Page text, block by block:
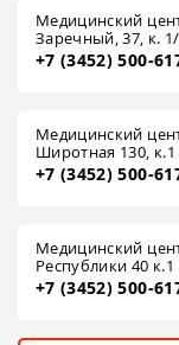
Медицинский
Заречный, 37, к.
+7 (3452) 500-
Медицинский
Широтная 130, к.1
+7 (3452) 500-
Медицинский
Республики 40 к.1
+7 (3452) 500-